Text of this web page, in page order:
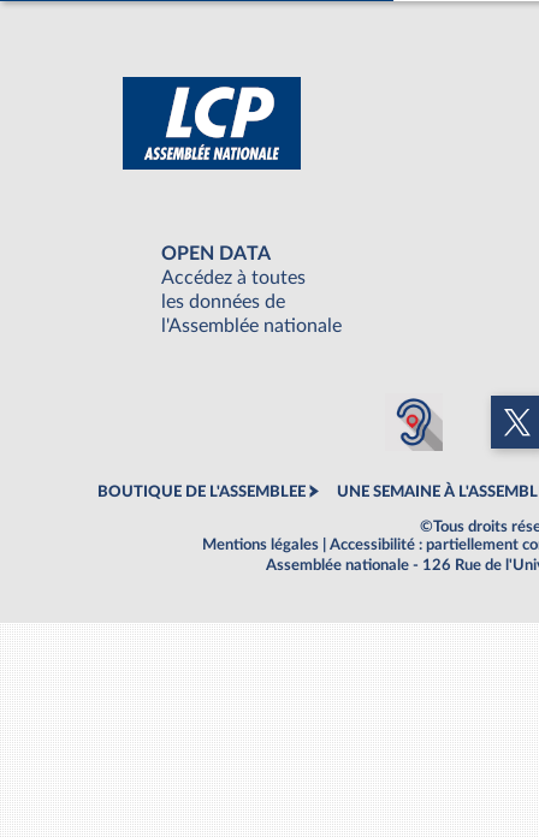
OPEN DATA
Accédez à toutes
les données de
l'Assemblée nationale
BOUTIQUE DE L'ASSEMBLEE UNE SEMAINE À
©Tous droits
Mentions légales
Accessibilité : partiellement
Assemblée nationale - 126 Rue de